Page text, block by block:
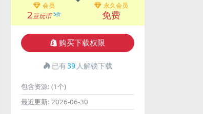
会员
2豆玩币 5折
永久会员
免费
购买下载权限
已有39 人解锁下载
包含资源: (1个)
最近更新: 2026-06-30